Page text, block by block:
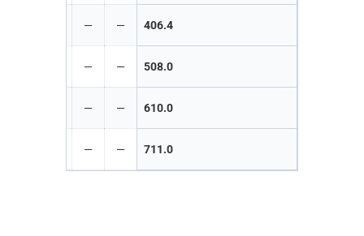
406.4
—
—
508.0
—
—
610.0
—
—
711.0
—
—